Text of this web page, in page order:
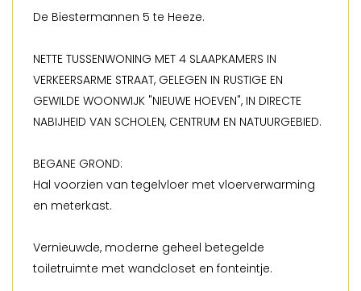
De Biestermannen 5 te Heeze.
NETTE TUSSENWONING MET 4 SLAAPKAMERS IN
VERKEERSARME STRAAT, GELEGEN IN RUSTIGE EN
GEWILDE WOONWIJK "NIEUWE HOEVEN", IN DIRECTE
NABIJHEID VAN SCHOLEN, CENTRUM EN NATUURGEBIED.
BEGANE GROND:
Hal voorzien van tegelvloer met vloerverwarming
en meterkast.
Vernieuwde, moderne geheel betegelde
toiletruimte met wandcloset en fonteintje.